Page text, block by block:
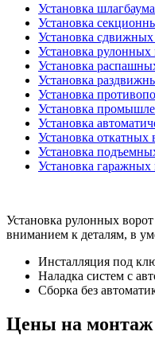
Установка шлагбаума
Установка
Установка сдвижных
Установка рулонных
Установка
Установка
Установка
Установка
Установка
Установка откатных
Установка
Установка гаражных
Установка рулонных
вниманием к деталям, в
Инсталляция под
Наладка систем с
Сборка без
Цены на монтаж